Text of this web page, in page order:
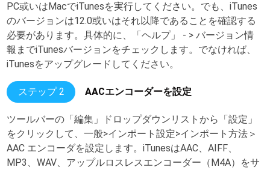
PC或いはMacでiTunesを実行してください。でも、iTunes
のバージョンは12.0或いはそれ以降であることを確認する
必要があります。具体的に、「ヘルプ」 - > バージョン情
報までiTunesバージョンをチェックします。でなければ、
iTunesをアップグレードしてください。
ステップ 2 AACエンコーダーを設定
ツールバーの「編集」ドロップダウンリストから「設定」
をクリックして、一般>インポート設定>インポート方法＞
AAC エンコーダを設定します。iTunesはAAC、AIFF、
MP3、WAV、アップルロスレスエンコーダー（M4A）をサ